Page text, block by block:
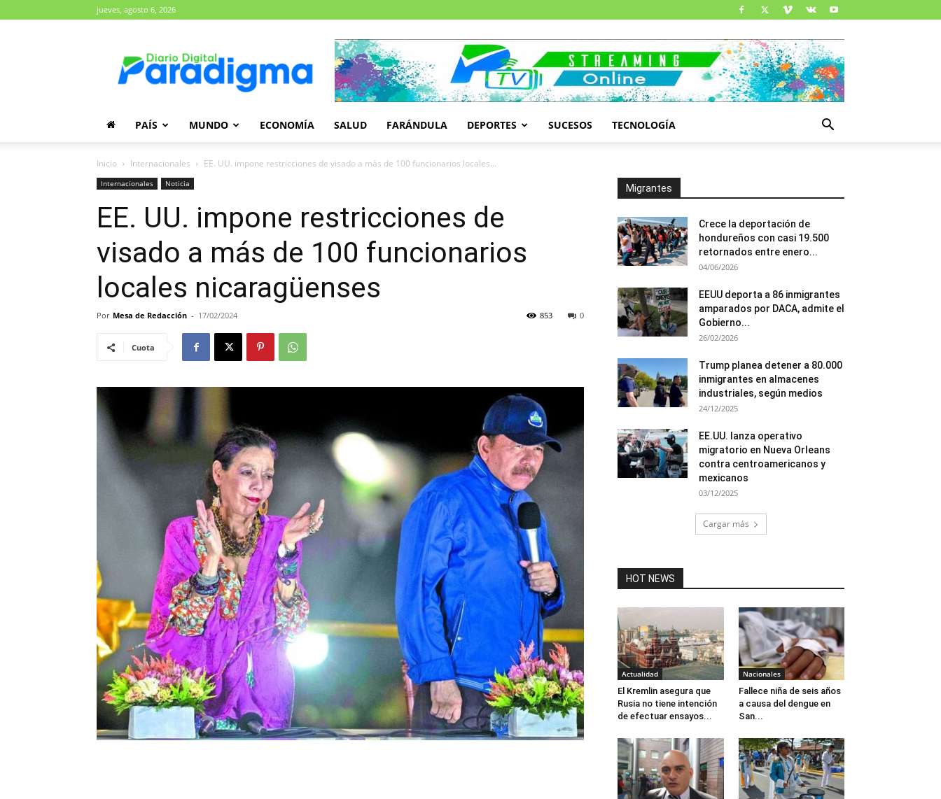
jueves, agosto 6, 2026
Paradigma
PAÍS MUNDO ECONOMÍA SALUD FARÁNDULA DEPORTES SUCESOS TECNOLOGÍA
Inicio Internacionales EE. UU. impone restricciones de visado a más de 100 funcionarios locales...
Internacionales Noticia
EE. UU. impone restricciones de
visado a más de 100 funcionarios
locales nicaragüenses
Por Mesa de Redacción - 17/02/2024 0
853
Cuota
Migrantes
Crece la deportación de
hondureños con casi 19.500
retornados entre enero...
04/06/2026
EEUU deporta a 86 inmigrantes
amparados por DACA, admite el
Gobierno...
26/02/2026
Trump planea detener a 80.000
inmigrantes en almacenes
industriales, según medios
24/12/2025
EE.UU. lanza operativo
migratorio en Nueva Orleans
contra centroamericanos y
mexicanos
03/12/2025
Cargar más
HOT NEWS
Actualidad
El Kremlin asegura que
Rusia no tiene intención
de efectuar ensayos...
Nacionales
Fallece niña de seis años
a causa del dengue en
San...